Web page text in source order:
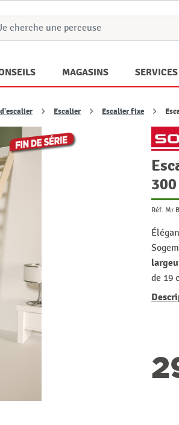
MAGASINS SERVICES
Escalier Escalier fixe
Réf. Mr
de 19